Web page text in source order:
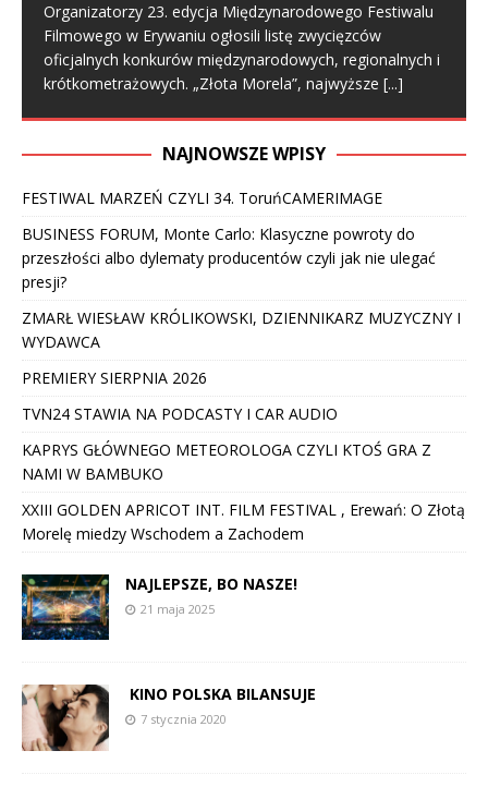
Organizatorzy 23. edycja Międzynarodowego Festiwalu
Filmowego w Erywaniu ogłosili listę zwycięzców
oficjalnych konkurów międzynarodowych, regionalnych i
krótkometrażowych. „Złota Morela”, najwyższe [...]
NAJNOWSZE WPISY
FESTIWAL MARZEŃ CZYLI 34. ToruńCAMERIMAGE
BUSINESS FORUM, Monte Carlo: Klasyczne powroty do
przeszłości albo dylematy producentów czyli jak nie ulegać
presji?
ZMARŁ WIESŁAW KRÓLIKOWSKI, DZIENNIKARZ MUZYCZNY I
WYDAWCA
PREMIERY SIERPNIA 2026
TVN24 STAWIA NA PODCASTY I CAR AUDIO
KAPRYS GŁÓWNEGO METEOROLOGA CZYLI KTOŚ GRA Z
NAMI W BAMBUKO
XXIII GOLDEN APRICOT INT. FILM FESTIVAL , Erewań: O Złotą
Morelę miedzy Wschodem a Zachodem
NAJLEPSZE, BO NASZE!
21 maja 2025
KINO POLSKA BILANSUJE
7 stycznia 2020